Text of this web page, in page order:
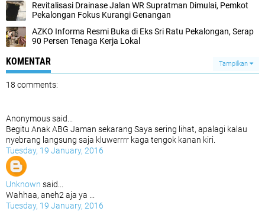
Revitalisasi Drainase Jalan WR Supratman Dimulai, Pemkot
Pekalongan Fokus Kurangi Genangan
AZKO Informa Resmi Buka di Eks Sri Ratu Pekalongan, Serap
90 Persen Tenaga Kerja Lokal
KOMENTAR Tampilkan
18 comments:
Anonymous said...
Begitu Anak ABG Jaman sekarang Saya sering lihat, apalagi kalau
nyebrang langsung saja kluwerrrr kaga tengok kanan kiri.
Tuesday, 19 January, 2016
Unknown said...
Wahhaa, aneh2 aja ya ...
Tuesday, 19 January, 2016